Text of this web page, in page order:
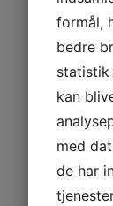
formål,
bedre
statistik
kan
med
de har